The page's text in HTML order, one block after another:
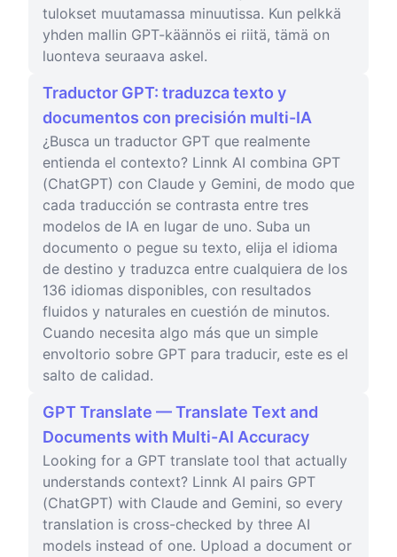
tulokset muutamassa minuutissa. Kun pelkkä
yhden mallin GPT-käännös ei riitä, tämä on
luonteva seuraava askel.
Traductor GPT: traduzca texto y
documentos con precisión multi-IA
¿Busca un traductor GPT que realmente
entienda el contexto? Linnk AI combina GPT
(ChatGPT) con Claude y Gemini, de modo que
cada traducción se contrasta entre tres
modelos de IA en lugar de uno. Suba un
documento o pegue su texto, elija el idioma
de destino y traduzca entre cualquiera de los
136 idiomas disponibles, con resultados
fluidos y naturales en cuestión de minutos.
Cuando necesita algo más que un simple
envoltorio sobre GPT para traducir, este es el
salto de calidad.
GPT Translate — Translate Text and
Documents with Multi-AI Accuracy
Looking for a GPT translate tool that actually
understands context? Linnk AI pairs GPT
(ChatGPT) with Claude and Gemini, so every
translation is cross-checked by three AI
models instead of one. Upload a document or